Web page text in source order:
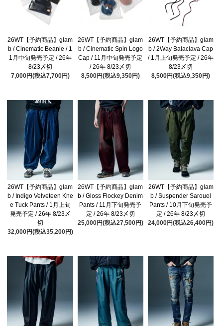
26WT【予約商品】glam
b / Cinematic Beanie / 1
1月中旬発売予定 / 26年
8/23〆切
7,000円(税込7,700円)
26WT【予約商品】glam
b / Cinematic Spin Logo
Cap / 11月中旬発売予定
/ 26年 8/23〆切
8,500円(税込9,350円)
26WT【予約商品】glam
b / 2Way Balaclava Cap
/ 1月上旬発売予定 / 26年
8/23〆切
8,500円(税込9,350円)
26WT【予約商品】glam
b / Indigo Velveteen Kne
e Tuck Pants / 1月上旬
発売予定 / 26年 8/23〆
切
32,000円(税込35,200円)
26WT【予約商品】glam
b / Gloss Flockey Denim
Pants / 11月下旬発売予
定 / 26年 8/23〆切
25,000円(税込27,500円)
26WT【予約商品】glam
b / Suspender Sarouel
Pants / 10月下旬発売予
定 / 26年 8/23〆切
24,000円(税込26,400円)